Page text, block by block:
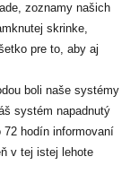
zoznamy našich
skrinke,
pre to, aby aj
boli naše systémy
systém napadnutý
hodín informovaní
v tej istej lehote